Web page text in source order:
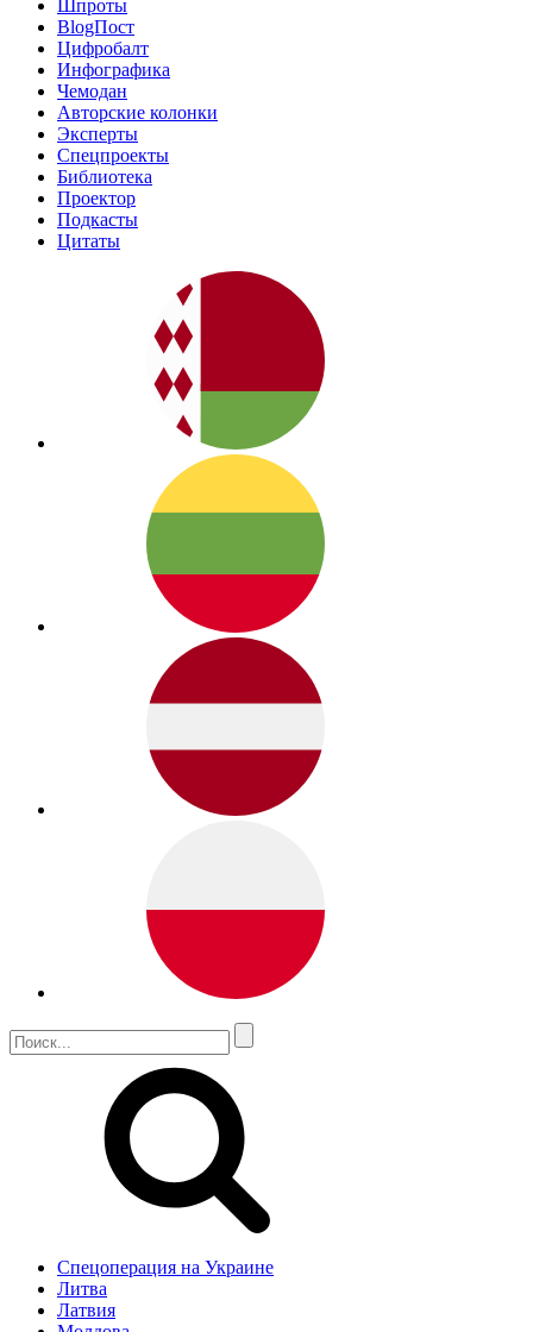
Шпроты
BlogПост
Цифробалт
Инфографика
Чемодан
Авторские колонки
Эксперты
Спецпроекты
Библиотека
Проектор
Подкасты
Цитаты
Спецоперация на Украине
Литва
Латвия